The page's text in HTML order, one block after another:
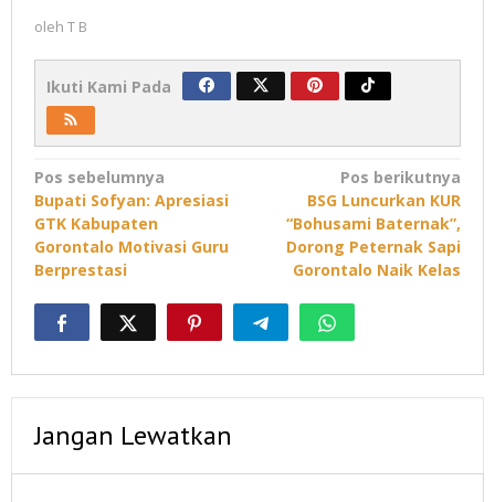
oleh T B
Ikuti Kami Pada
Navigasi
pos
Pos sebelumnya
Bupati Sofyan: Apresiasi
GTK Kabupaten
Gorontalo Motivasi Guru
Berprestasi
Pos berikutnya
BSG Luncurkan KUR
“Bohusami Baternak”,
Dorong Peternak Sapi
Gorontalo Naik Kelas
Jangan Lewatkan